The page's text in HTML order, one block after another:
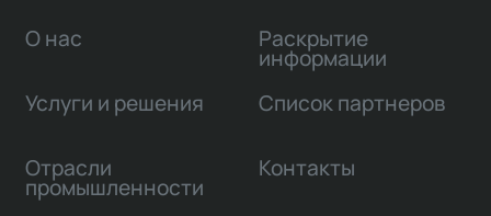
О нас
Услуги и решения
Отрасли
промышленности
Раскрытие
информации
Список партнеров
Контакты